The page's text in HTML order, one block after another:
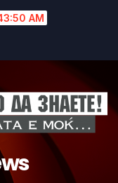
AM